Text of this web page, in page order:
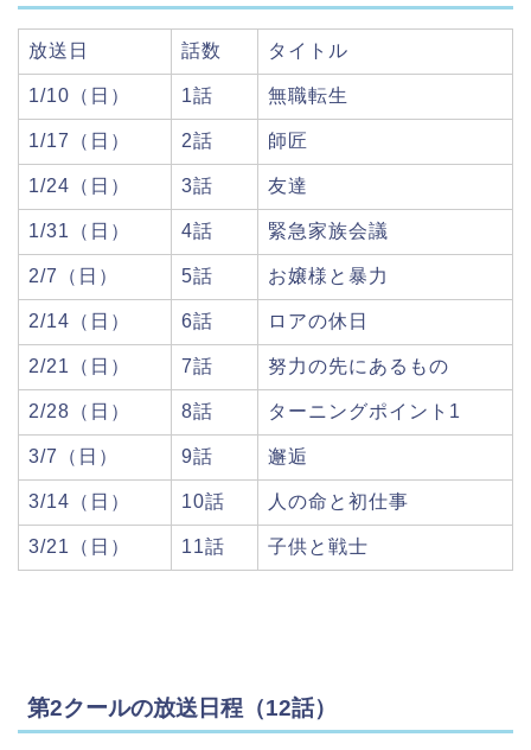
放送日 話数 タイトル
1/10（日） 1話 無職転生
1/17（日） 2話 師匠
1/24（日） 3話 友達
1/31（日） 4話 緊急家族会議
2/7（日） 5話 お嬢様と暴力
2/14（日） 6話 ロアの休日
2/21（日） 7話 努力の先にあるもの
2/28（日） 8話 ターニングポイント1
3/7（日） 9話 邂逅
3/14（日） 10話 人の命と初仕事
3/21（日） 11話 子供と戦士
第2クールの放送日程（12話）